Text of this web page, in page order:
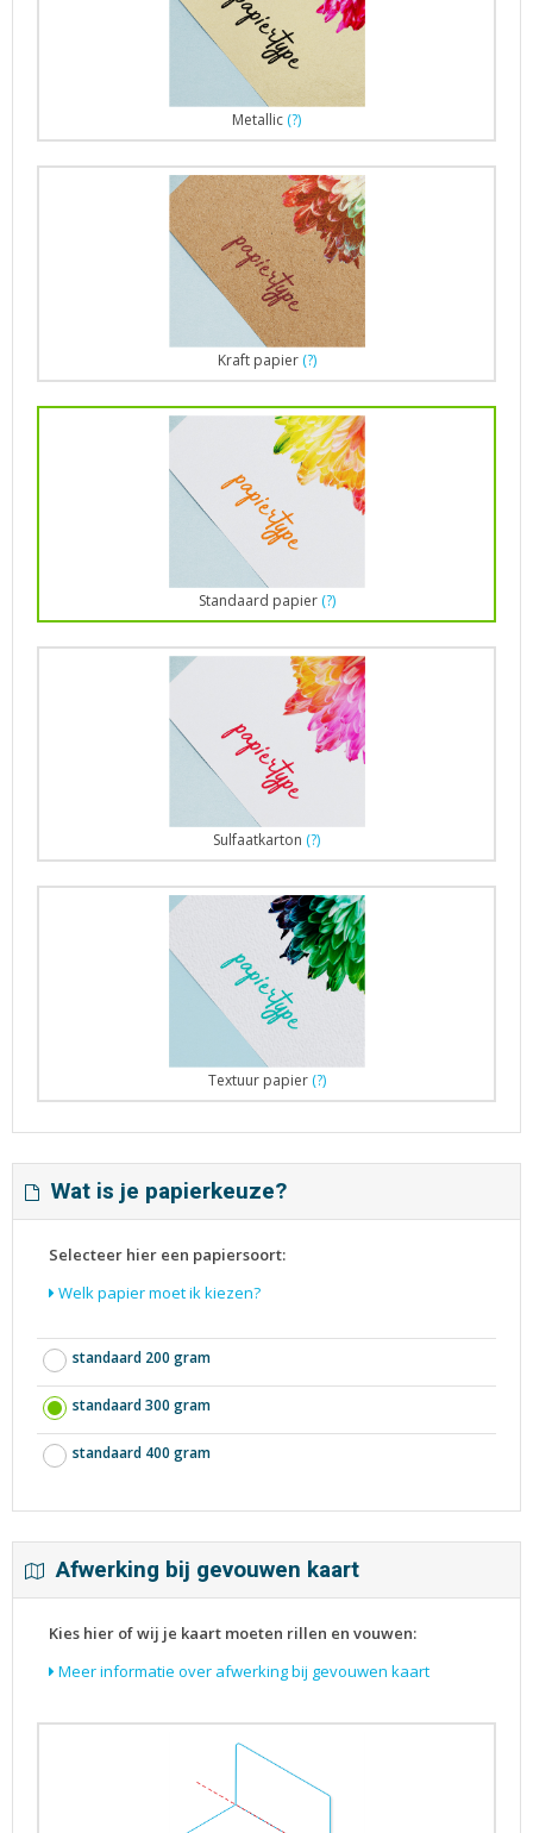
Metallic (?)
Kraft papier (?)
Standaard papier (?)
Sulfaatkarton (?)
Textuur papier (?)
Wat is je papierkeuze?
Selecteer hier een papiersoort:
Welk papier moet ik kiezen?
standaard 200 gram
standaard 300 gram
standaard 400 gram
Afwerking bij gevouwen kaart
Kies hier of wij je kaart moeten rillen en vouwen:
Meer informatie over afwerking bij gevouwen kaart